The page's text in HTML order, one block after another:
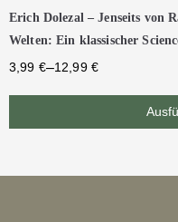
Erich Dolezal – Jenseits von
Welten: Ein klassischer
3,99 €–12,99 €